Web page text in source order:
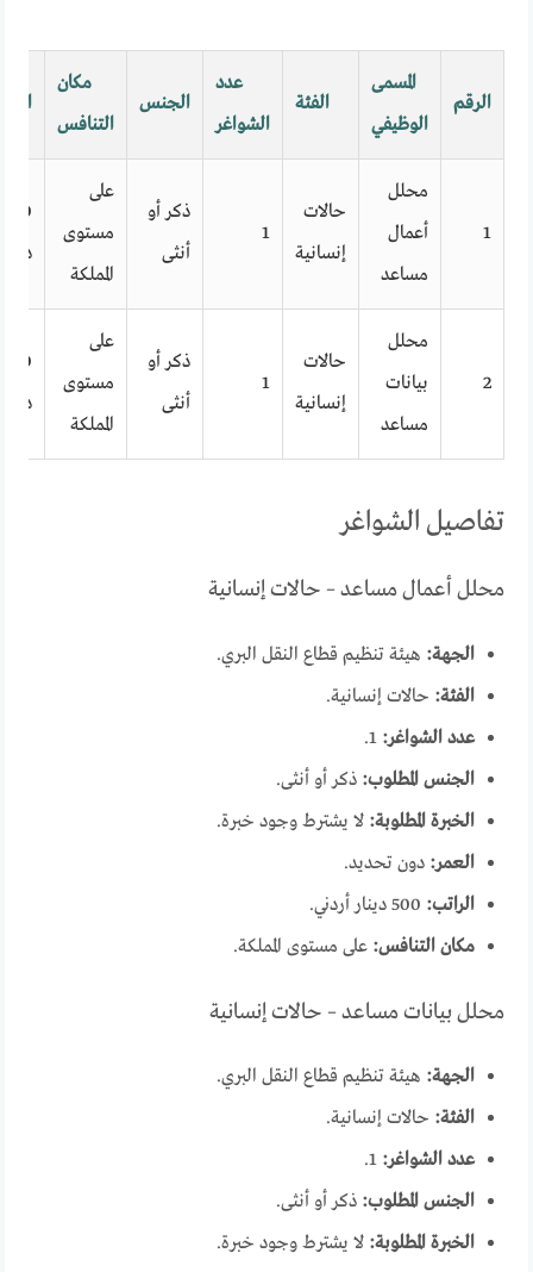
الرقم
المسمى
الوظيفي
الفئة
عدد
الشواغر
الجنس
مكان
التنافس
1
محلل
أعمال
مساعد
حالات
إنسانية
1
ذكر أو
أنثى
على
مستوى
المملكة
500
دينار
2
محلل
بيانات
مساعد
حالات
إنسانية
1
ذكر أو
أنثى
على
مستوى
المملكة
500
دينار
تفاصيل الشواغر
محلل أعمال مساعد – حالات إنسانية
الجهة: هيئة تنظيم قطاع النقل البري.
الفئة: حالات إنسانية.
عدد الشواغر: 1.
الجنس المطلوب: ذكر أو أنثى.
الخبرة المطلوبة: لا يشترط وجود خبرة.
العمر: دون تحديد.
الراتب:
مكان التنافس: على مستوى المملكة.
محلل بيانات مساعد – حالات إنسانية
الجهة: هيئة تنظيم قطاع النقل البري.
الفئة: حالات إنسانية.
عدد الشواغر: 1.
الجنس المطلوب: ذكر أو أنثى.
الخبرة المطلوبة: لا يشترط وجود خبرة.